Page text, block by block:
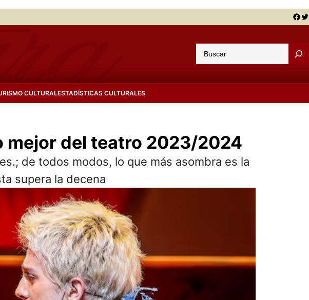
Facebook Twitter
u
a
CULTURALESTADÍSTICAS CULTURALES
mejor del teatro 2023/2024
de todos modos, lo que más asombra es la
supera la decena